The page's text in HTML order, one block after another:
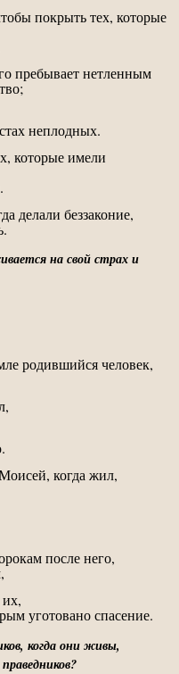
покрыть тех, которые
пребывает нетленным
неплодных.
которые имели
делали беззаконие,
на свой страх и
родившийся человек,
когда жил,
после него,
уготовано спасение.
когда они живы,